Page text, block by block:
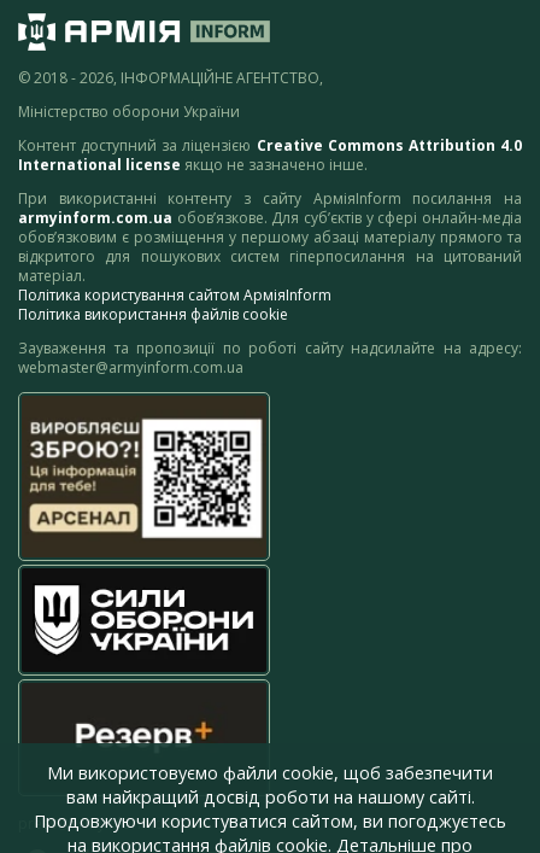
© 2018 - 2026, ІНФОРМАЦІЙНЕ АГЕНТСТВО,
Міністерство оборони України
Контент доступний за ліцензією Creative Commons Attribution 4.0
International license якщо не зазначено інше.
При використанні контенту з сайту АрміяInform посилання на
armyinform.com.ua обов’язкове. Для суб’єктів у сфері онлайн-медіа
обов’язковим є розміщення у першому абзаці матеріалу прямого та
відкритого для пошукових систем гіперпосилання на цитований
матеріал.
Політика користування сайтом АрміяInform
Політика використання файлів cookie
Зауваження та пропозиції по роботі сайту надсилайте на адресу:
webmaster@armyinform.com.ua
press@armyinform.com.ua
Ми використовуємо файли cookie, щоб забезпечити
вам найкращий досвід роботи на нашому сайті.
Продовжуючи користуватися сайтом, ви погоджуєтесь
на використання файлів cookie. Детальніше про